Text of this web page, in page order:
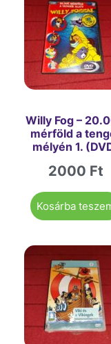
Willy Fog –
mérföld a
mélyén 1.
2000 Ft
Kosárba